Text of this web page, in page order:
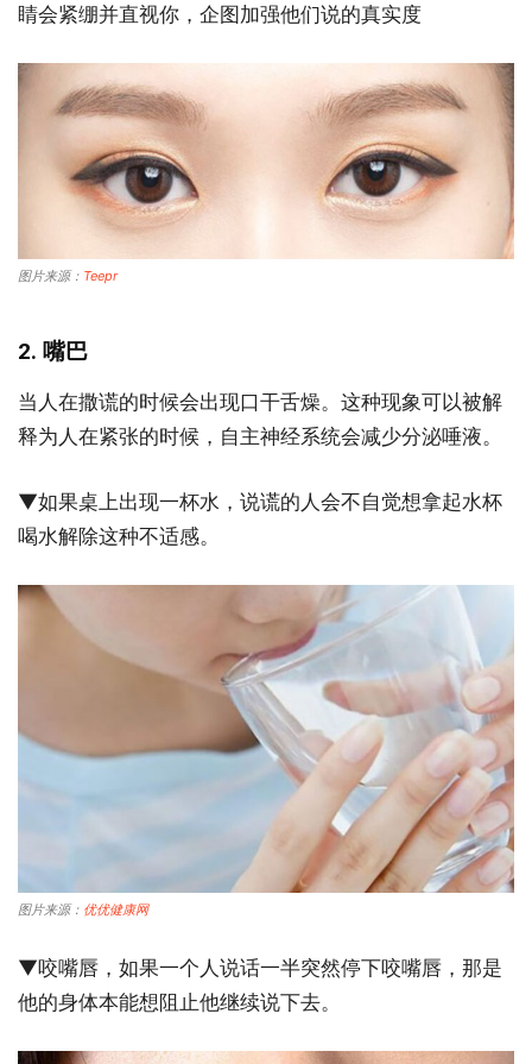
睛会紧绷并直视你，企图加强他们说的真实度
图片来源： Teepr
2. 嘴巴
当人在撒谎的时候会出现口干舌燥。这种现象可以被解
释为人在紧张的时候，自主神经系统会减少分泌唾液。
▼如果桌上出现一杯水，说谎的人会不自觉想拿起水杯
喝水解除这种不适感。
图片来源： 优优健康网
▼咬嘴唇，如果一个人说话一半突然停下咬嘴唇，那是
他的身体本能想阻止他继续说下去。